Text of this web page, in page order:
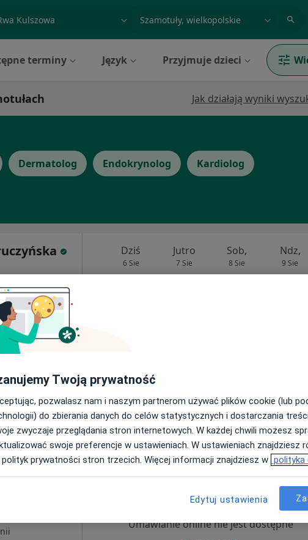
terminy Język Przyjmuje dzieci
Jak działają wyniki
Dermatolog Endokrynolog Kardiolog
200 zł
Dziś
6 Sie
Jutro
7 Sie
Sob,
8 Sie
Ndz,
9 Sie
Sob, Ndz,
Umawianie online nie jest dostępne
Twoją prywatność
pozwalasz nam i naszym partnerom używać plików cookie (lub
do zbierania danych do celów statystycznych i dostarczania
zwyczaje przeglądania stron internetowych. W każdej chwili możesz
swoje preferencje w ustawieniach. W ustawieniach znajdziesz
polityk prywatności stron trzecich. Więcej informacji znajdziesz w polityka
Edytuj ustawienia